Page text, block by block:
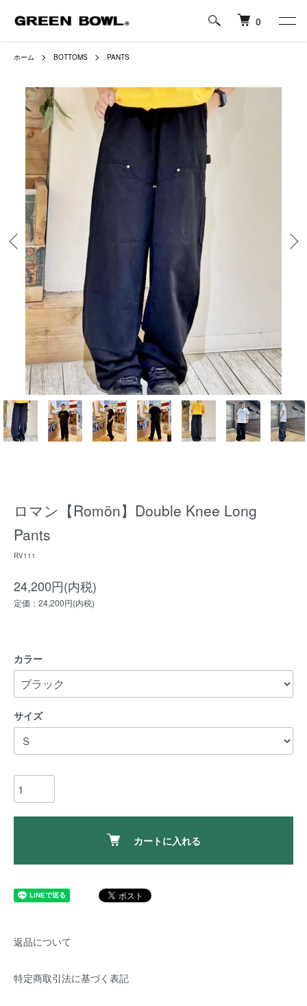
0
ホーム BOTTOMS PANTS
ロマン【Romön】Double Knee Long
Pants
RV111
24,200円(内税)
定価：24,200円(内税)
カラー
サイズ
カートに入れる
返品について
特定商取引法に基づく表記